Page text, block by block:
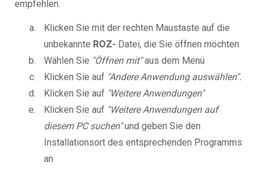
empfehlen.
Klicken Sie mit der rechten Maustaste auf die
unbekannte ROZ- Datei, die Sie öffnen möchten
Wählen Sie "Öffnen mit"aus dem Menü
Klicken Sie auf "Andere Anwendung auswählen".
Klicken Sie auf "Weitere Anwendungen"
Klicken Sie auf "Weitere Anwendungen auf
diesem PC suchen"und geben Sie den
Installationsort des entsprechenden Programms
an